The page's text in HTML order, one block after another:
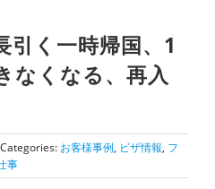
引く一時帰国、1
なくなる、再入
Categories: お客様事例, ビザ情報, フ
事